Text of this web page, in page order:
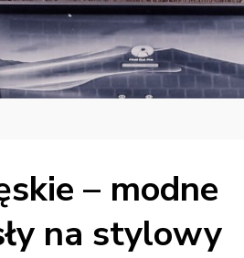
– modne
na stylowy